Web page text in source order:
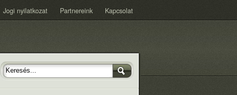
Jogi nyilatkozat Partnereink Kapcsolat